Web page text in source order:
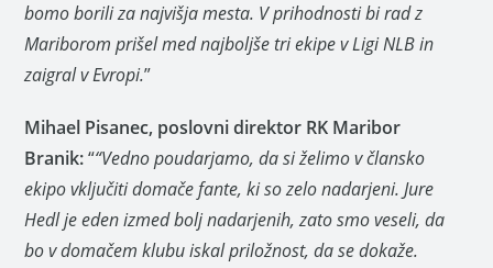
bomo borili za najvišja mesta. V prihodnosti bi rad z
Mariborom prišel med najboljše tri ekipe v Ligi NLB in
zaigral v Evropi.”
Mihael Pisanec, poslovni direktor RK Maribor
Branik:““Vedno poudarjamo, da si želimo v člansko
ekipo vključiti domače fante, ki so zelo nadarjeni. Jure
Hedl je eden izmed bolj nadarjenih, zato smo veseli, da
bo v domačem klubu iskal priložnost, da se dokaže.